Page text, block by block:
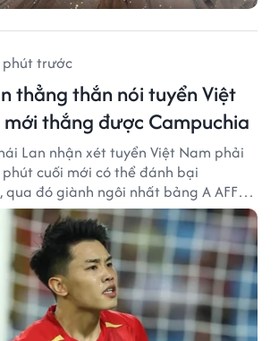
phút trước
thẳng thắn nói tuyển Việt
thắng được Campuchia
Lan nhận xét tuyển Việt Nam phải
cuối mới có thể đánh bại
qua đó giành ngôi nhất bảng A AFF